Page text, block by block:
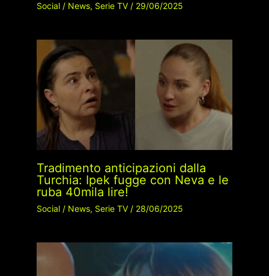
Social/ News, Serie TV/ 29/06/2025
Tradimento anticipazioni dalla
Turchia: Ipek fugge con Neva e le
ruba 40mila lire!
Social/ News, Serie TV/ 28/06/2025